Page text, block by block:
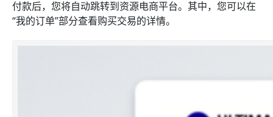
付款后，您将自动跳转到资源电商平台。其中，您可以在
“我的订单”部分查看购买交易的详情。